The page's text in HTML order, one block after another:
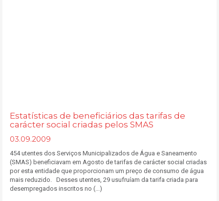
Estatísticas de beneficiários das tarifas de
carácter social criadas pelos SMAS
03.09.2009
454 utentes dos Serviços Municipalizados de Água e Saneamento
(SMAS) beneficiavam em Agosto de tarifas de carácter social criadas
por esta entidade que proporcionam um preço de consumo de água
mais reduzido. Desses utentes, 29 usufruíam da tarifa criada para
desempregados inscritos no (...)